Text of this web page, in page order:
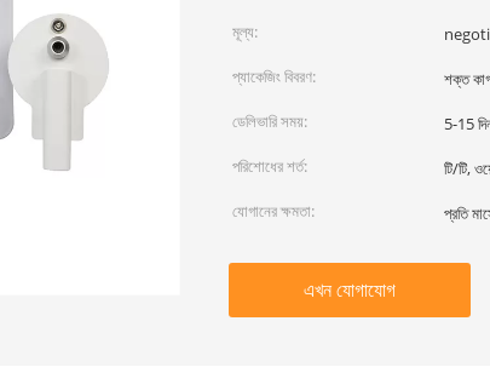
মূল্য:
প্যাকেজিং বিবরণ:
শক্ত
ডেলিভারি সময়:
5-15
পরিশোধের শর্ত:
টি/টি,
যোগানের ক্ষমতা:
প্রতি
এখন যোগাযোগ